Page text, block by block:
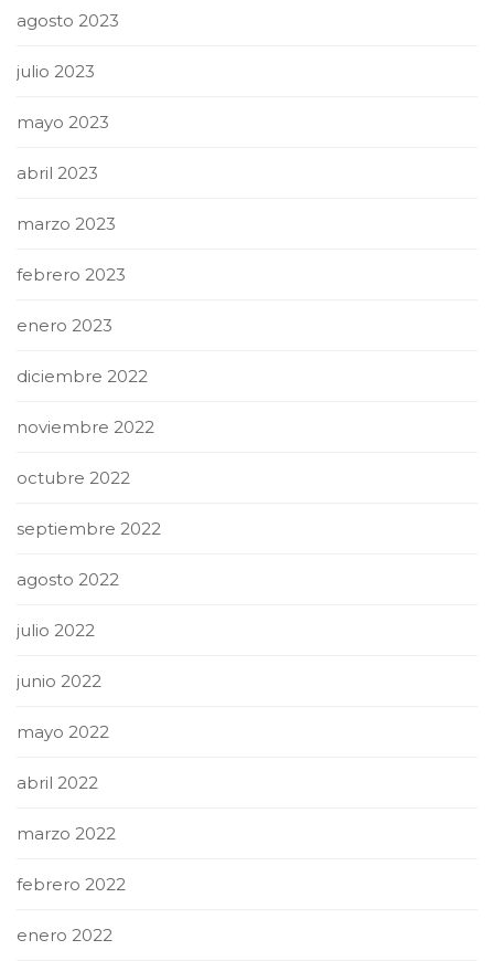
agosto 2023
julio 2023
mayo 2023
abril 2023
marzo 2023
febrero 2023
enero 2023
diciembre 2022
noviembre 2022
octubre 2022
septiembre 2022
agosto 2022
julio 2022
junio 2022
mayo 2022
abril 2022
marzo 2022
febrero 2022
enero 2022